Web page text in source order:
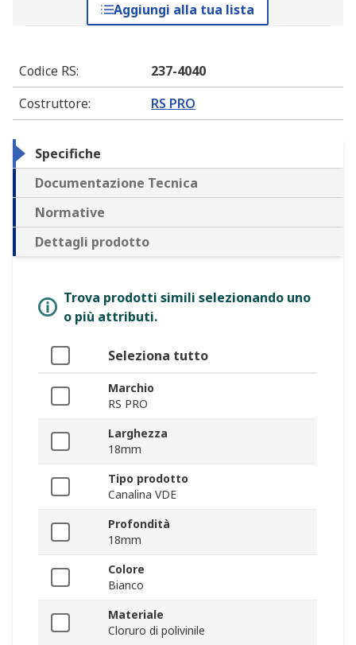
Aggiungi alla tua lista
Codice RS:
237-4040
Costruttore: RS PRO
Specifiche
Documentazione Tecnica
Normative
Dettagli prodotto
Trova prodotti simili selezionando uno
o più attributi.
Seleziona tutto
Marchio
RS PRO
Larghezza
18mm
Tipo prodotto
Canalina VDE
Profondità
18mm
Colore
Bianco
Materiale
Cloruro di polivinile